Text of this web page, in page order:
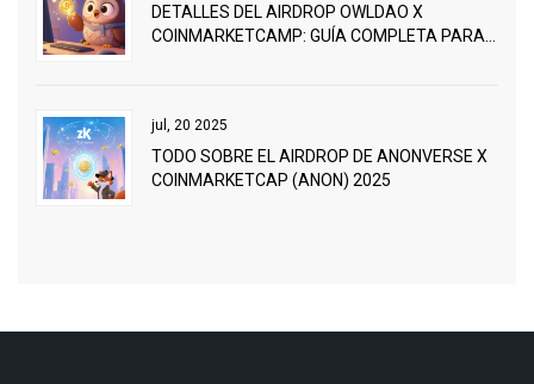
DETALLES DEL AIRDROP OWLDAO X
COINMARKETCAMP: GUÍA COMPLETA PARA
jul, 20 2025
TODO SOBRE EL AIRDROP DE ANONVERSE X
COINMARKETCAP (ANON) 2025